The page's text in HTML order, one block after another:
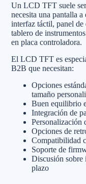
Un LCD TFT suele
necesita una pantalla
interfaz táctil, panel
tablero de
en placa controladora.
El LCD TFT es
B2B que necesitan:
Opciones
tamaño
Buen equilibrio
Integración de
Personalización
Opciones de
Compatibilidad
Soporte de
Discusión sobre
plazo